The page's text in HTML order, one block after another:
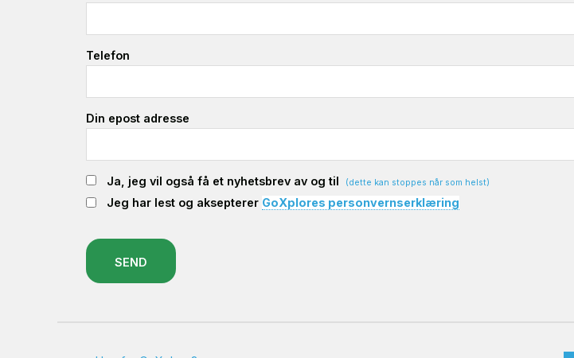
Telefon
Din epost adresse
Ja, jeg vil også få et nyhetsbrev av og til (dette kan stoppes når som helst)
Jeg har lest og aksepterer GoXplores personvernserklæring
SEND